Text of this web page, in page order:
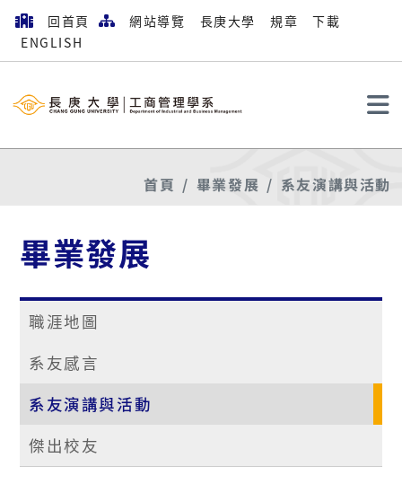
回首頁 網站導覽 長庚大學 規章
下載
ENGLISH
首頁 畢業發展 系友演講與活動
畢業發展
職涯地圖
系友感言
系友演講與活動
傑出校友